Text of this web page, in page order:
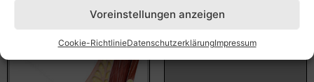
Voreinstellungen anzeigen
Cookie-RichtlinieDatenschutzerklärungImpressum